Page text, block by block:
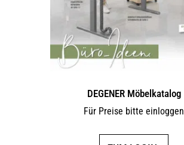
DEGENER Möbelkatalog
Für Preise bitte einloggen